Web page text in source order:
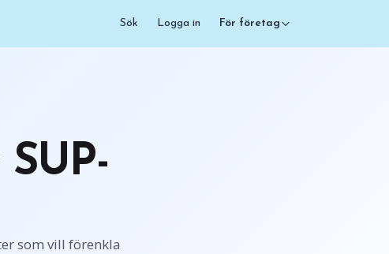
Sök Logga in För företag
som vill förenkla